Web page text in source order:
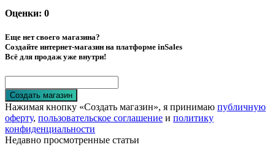
Оценки: 0
Еще нет своего магазина?
Создайте интернет-магазин на платформе inSales
Всё для продаж уже внутри!
Создать магазин
Нажимая кнопку «Создать магазин», я принимаю публичную
оферту, пользовательское соглашение и политику
конфиденциальности
Недавно просмотренные статьи